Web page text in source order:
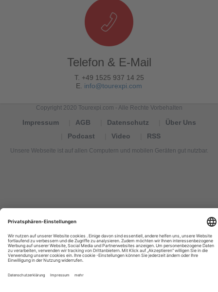
Telefon & E-Mail
T. +49 1525 937 14 25
E. info@tourexpi.com
Copyright 2020 Tourexpi.com - Alle Rechte Vorbehalten
Impressum AGB Datenschutz
Über Uns
Podcast
Video RSS
Unsere Webseite ist auf allen Computern und mobilen Geräten gut nutzbar.
news,
noticias
turismo,
Tourismus
Nachrichten,
туризма,